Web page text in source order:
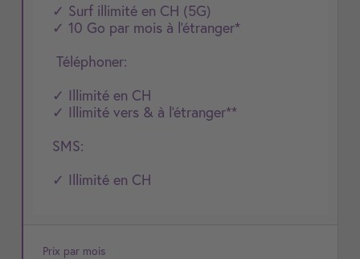
✓ Surf illimité en CH (5G)
✓ 10 Go par mois à l'étranger*
Téléphoner:
✓ Illimité en CH
✓ Illimité vers & à l'étranger**
SMS:
✓ Illimité en CH
Prix par mois